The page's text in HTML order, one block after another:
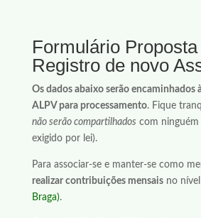
Formulário
Registro de novo
Os dados abaixo serão encaminhados
ALPV para processamento. Fique
não serão compartilhados com ninguém
exigido por lei).
Para associar-se e manter-se como
realizar contribuições mensaisno nível
Braga).